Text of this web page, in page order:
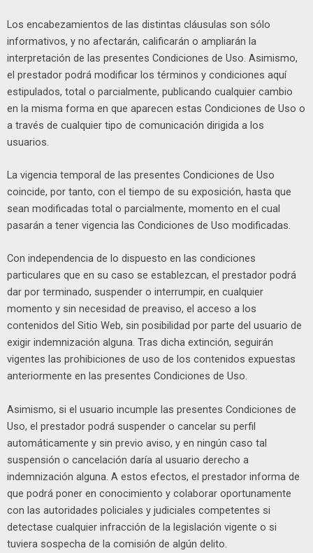
Los encabezamientos de las distintas cláusulas son sólo
informativos, y no afectarán, calificarán o ampliarán la
interpretación de las presentes Condiciones de Uso. Asimismo,
el prestador podrá modificar los términos y condiciones aquí
estipulados, total o parcialmente, publicando cualquier cambio
en la misma forma en que aparecen estas Condiciones de Uso o
a través de cualquier tipo de comunicación dirigida a los
usuarios.
La vigencia temporal de las presentes Condiciones de Uso
coincide, por tanto, con el tiempo de su exposición, hasta que
sean modificadas total o parcialmente, momento en el cual
pasarán a tener vigencia las Condiciones de Uso modificadas.
Con independencia de lo dispuesto en las condiciones
particulares que en su caso se establezcan, el prestador podrá
dar por terminado, suspender o interrumpir, en cualquier
momento y sin necesidad de preaviso, el acceso a los
contenidos del Sitio Web, sin posibilidad por parte del usuario de
exigir indemnización alguna. Tras dicha extinción, seguirán
vigentes las prohibiciones de uso de los contenidos expuestas
anteriormente en las presentes Condiciones de Uso.
Asimismo, si el usuario incumple las presentes Condiciones de
Uso, el prestador podrá suspender o cancelar su perfil
automáticamente y sin previo aviso, y en ningún caso tal
suspensión o cancelación daría al usuario derecho a
indemnización alguna. A estos efectos, el prestador informa de
que podrá poner en conocimiento y colaborar oportunamente
con las autoridades policiales y judiciales competentes si
detectase cualquier infracción de la legislación vigente o si
tuviera sospecha de la comisión de algún delito.